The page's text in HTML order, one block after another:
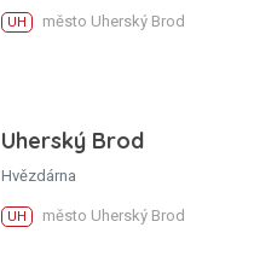
UH město Uherský Brod
Uherský Brod
Hvězdárna
UH město Uherský Brod